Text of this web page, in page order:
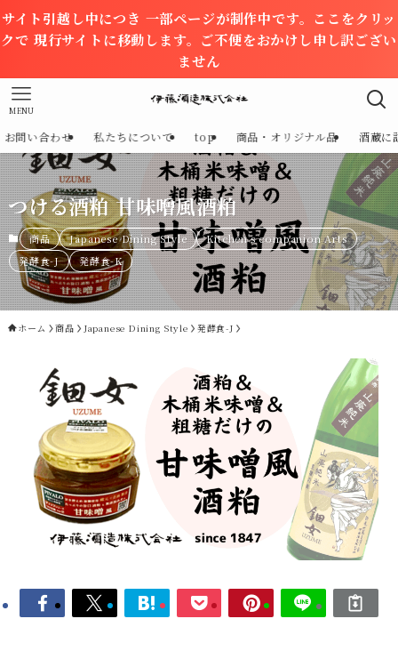
サイト引越し中につき 一部ページが制作中です。ここをクリッ
クで 現行サイトに移動します。ご不便をおかけし申し訳ござい
ません
MENU
お問い合わせ 私たちについて top 商品・オリジナル品 酒蔵に
つける酒粕 甘味噌風酒粕
商品 Japanese Dining Style
Kitchen's companion Arts
発酵食-J
発酵食-K
ホーム 商品 Japanese Dining Style 発酵食-J